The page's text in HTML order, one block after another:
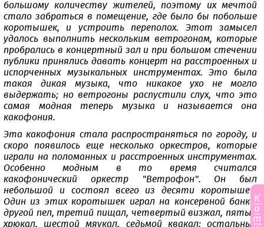
большому количеству жителей, поэтому их мечтой
стало забраться в помещение, где было бы побольше
коротышек, и устроить переполох. Этот замысел
удалось выполнить нескольким ветрогонам, которые
пробрались в концертный зал и при большом стечении
публики принялись давать концерт на расстроенных и
испорченных музыкальных инструментах. Это была
такая дикая музыка, что никакое ухо не могло
выдержать; но ветрогоны распустили слух, что это
самая модная теперь музыка и называется она
какофония.
Эта какофония стала распространяться по городу, и
скоро появилось еще несколько оркестров, которые
играли на поломанных и расстроенных инструментах.
Особенно модным в то время считался
какофонический оркестр "Ветрофон". Он был
небольшой и состоял всего из десяти коротышек.
Один из этих коротышек играл на консервной банке,
другой пел, третий пищал, четвертый визжал, пятый
хрюкал, шестой мяукал, седьмой квакал; остальные
К
а
т